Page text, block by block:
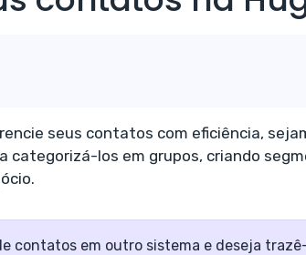
seus contatos com eficiência,
categorizá-los em grupos, criando
contatos em outro sistema e deseja